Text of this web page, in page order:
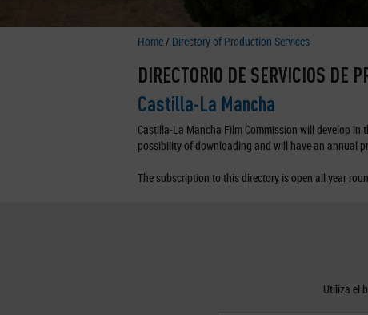
Home/ Directory of Production Services
DIRECTORIO DE SERVICIOS DE
Castilla-La Mancha
Castilla-La Mancha Film Commission will develop
possibility of downloading and will have an annual
The subscription to this directory is open all year
Utiliza el